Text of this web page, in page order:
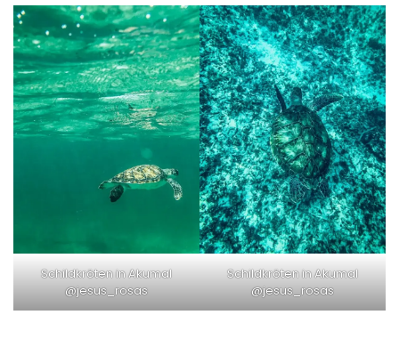
Schildkröten in Akumal
@jesus_rosas
Schildkröten in Akumal
@jesus_rosas